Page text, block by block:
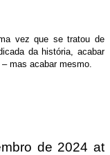
vez que se tratou de
da história, acabar
mas acabar mesmo.
de 2024at